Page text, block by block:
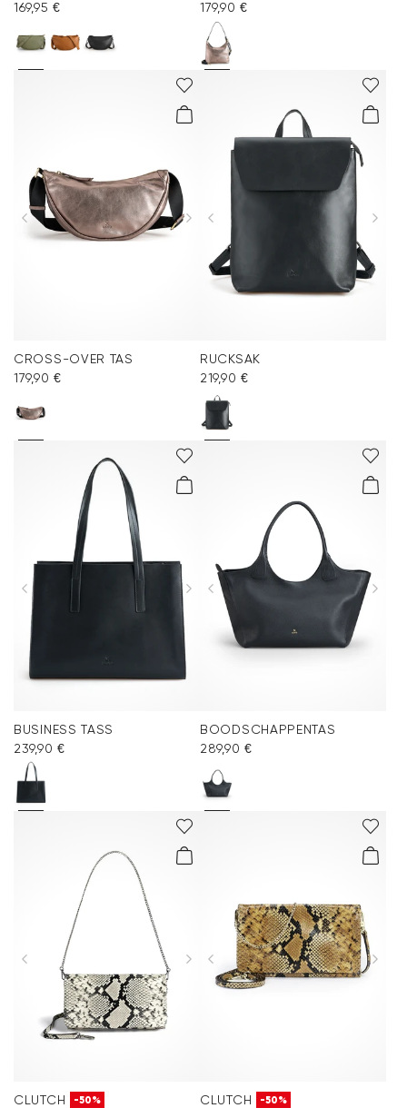
169,95 € 179,90 €
CROSS-OVER TAS
179,90 €
RUCKSAK
219,90 €
BUSINESS TASS
239,90 €
BOODSCHAPPENTAS
289,90 €
CLUTCH -50% CLUTCH -50%